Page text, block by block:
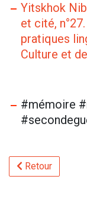
Yitskhok
et cité,
pratiques
Culture et
#mémoire
Retour